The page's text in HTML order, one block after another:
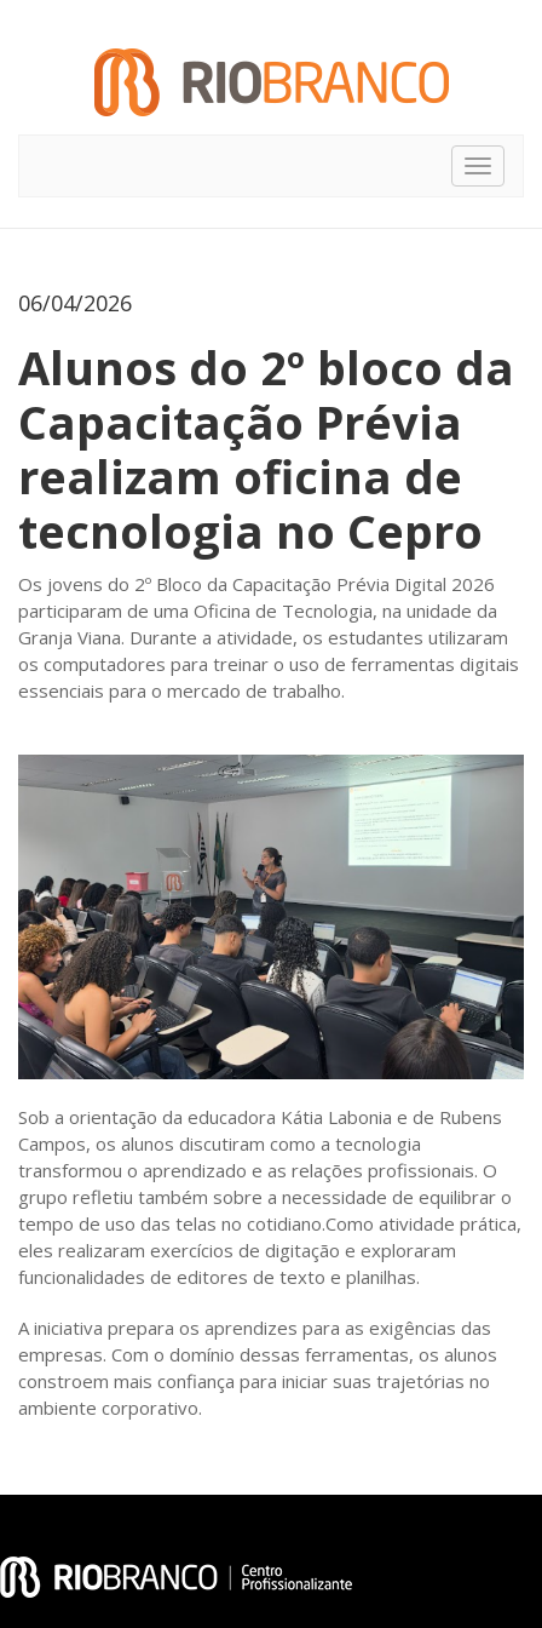
Toggle
06/04/2026
Alunos do 2º bloco da
Capacitação Prévia
realizam oficina de
tecnologia no Cepro
Os jovens do 2º Bloco da Capacitação Prévia Digital 2026
participaram de uma Oficina de Tecnologia, na unidade da
Granja Viana. Durante a atividade, os estudantes utilizaram
os computadores para treinar o uso de ferramentas digitais
essenciais para o mercado de trabalho.
Sob a orientação da educadora Kátia Labonia e de Rubens
Campos, os alunos discutiram como a tecnologia
transformou o aprendizado e as relações profissionais. O
grupo refletiu também sobre a necessidade de equilibrar o
tempo de uso das telas no cotidiano.Como atividade prática,
eles realizaram exercícios de digitação e exploraram
funcionalidades de editores de texto e planilhas.
A iniciativa prepara os aprendizes para as exigências das
empresas. Com o domínio dessas ferramentas, os alunos
constroem mais confiança para iniciar suas trajetórias no
ambiente corporativo.